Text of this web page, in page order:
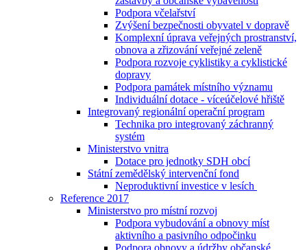
Podpora včelařství
Zvýšení bezpečnosti obyvatel v dopravě
Komplexní úprava veřejných prostranství,
obnova a zřizování veřejné zeleně
Podpora rozvoje cyklistiky a cyklistické
dopravy
Podpora památek místního významu
Individuální dotace - víceúčelové hřiště
Integrovaný regionální operační program
Technika pro integrovaný záchranný
systém
Ministerstvo vnitra
Dotace pro jednotky SDH obcí
Státní zemědělský intervenční fond
Neproduktivní investice v lesích
Reference 2017
Ministerstvo pro místní rozvoj
Podpora vybudování a obnovy míst
aktivního a pasivního odpočinku
Podpora obnovy a údržby občanské